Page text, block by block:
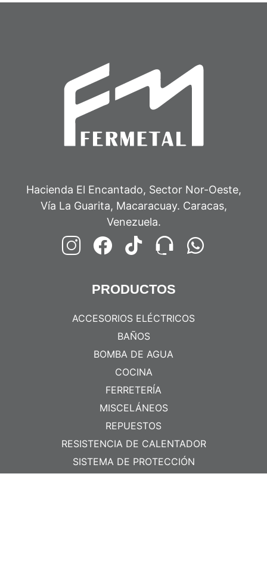
Hacienda El Encantado, Sector Nor-Oeste,
Vía La Guarita, Macaracuay. Caracas,
Venezuela.
PRODUCTOS
ACCESORIOS ELÉCTRICOS
BAÑOS
BOMBA DE AGUA
COCINA
FERRETERÍA
MISCELÁNEOS
REPUESTOS
RESISTENCIA DE CALENTADOR
SISTEMA DE PROTECCIÓN